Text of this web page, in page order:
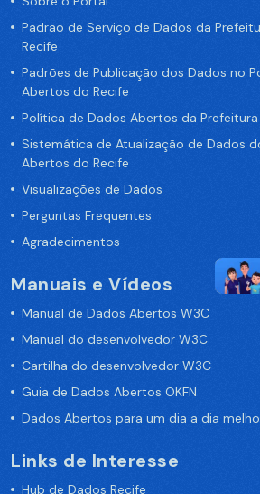
Padrão de Serviço de Dados da
Recife
Padrões de Publicação dos Dados no
Abertos do Recife
Política de Dados Abertos da
Sistemática de Atualização de Dados
Abertos do Recife
Visualizações de Dados
Perguntas Frequentes
Agradecimentos
Manuais e Vídeos
Manual de Dados Abertos W3C
Manual do desenvolvedor W3C
Cartilha do desenvolvedor W3C
Guia de Dados Abertos OKFN
Dados Abertos para um dia a dia
Links de Interesse
Hub de Dados Recife